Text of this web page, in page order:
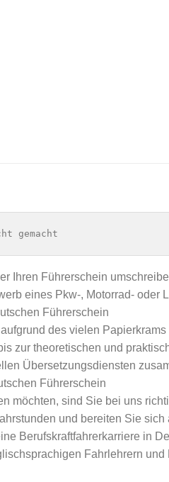
gemacht
Ihren Führerschein
eines Pkw-, Motorrad- oder
Führerschein
des vielen
zur theoretischen und
Übersetzungsdiensten
Führerschein
möchten, sind Sie bei uns
und bereiten Sie sich
Berufskraftfahrerkarriere in
Fahrlehrern und